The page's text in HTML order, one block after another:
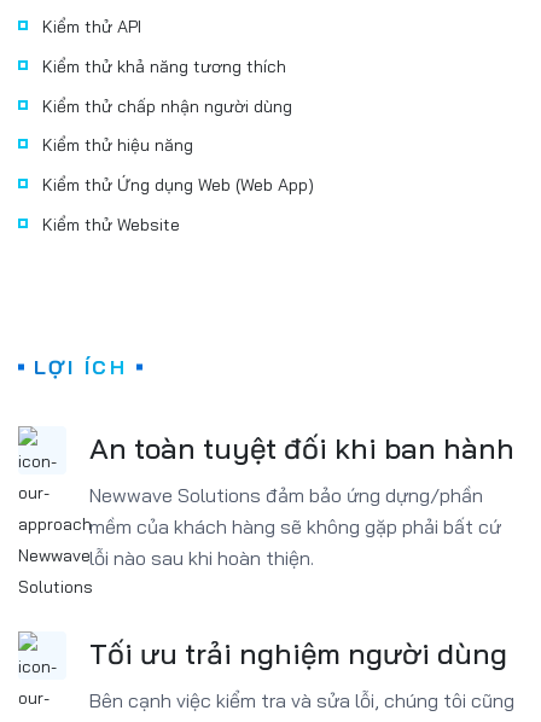
Kiểm thử API
Kiểm thử khả năng tương thích
Kiểm thử chấp nhận người dùng
Kiểm thử hiệu năng
Kiểm thử Ứng dụng Web (Web App)
Kiểm thử Website
LỢI ÍCH
An toàn tuyệt đối khi ban hành
Newwave Solutions đảm bảo ứng dựng/phần
mềm của khách hàng sẽ không gặp phải bất cứ
lỗi nào sau khi hoàn thiện.
Tối ưu trải nghiệm người dùng
Bên cạnh việc kiểm tra và sửa lỗi, chúng tôi cũng